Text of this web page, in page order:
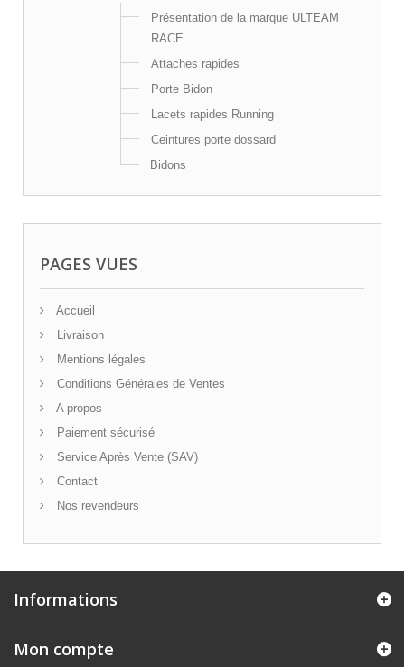
Présentation de la marque ULTEAM
RACE
Attaches rapides
Porte Bidon
Lacets rapides Running
Ceintures porte dossard
Bidons
PAGES VUES
Accueil
Livraison
Mentions légales
Conditions Générales de Ventes
A propos
Paiement sécurisé
Service Après Vente (SAV)
Contact
Nos revendeurs
Informations
Mon compte